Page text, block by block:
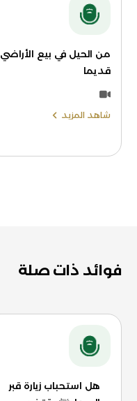
من الحيل في بيع الأراضي
قديما
شاهد المزيد
فوائد ذات صلة
هل استحباب زيارة قبر